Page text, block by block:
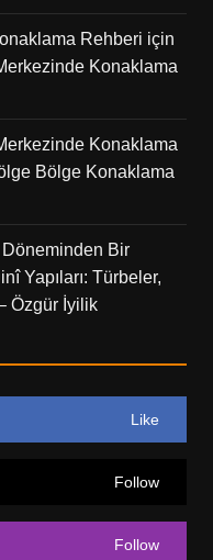
Rehberi için
Konaklama
Konaklama
Bölge Konaklama
Bir
Yapıları: Türbeler,
Özgür İyilik
Like
Follow
Follow